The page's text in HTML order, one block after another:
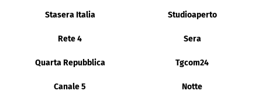
Stasera Italia Studioaperto
Rete 4 Sera
Quarta Repubblica Tgcom24
Canale 5 Notte